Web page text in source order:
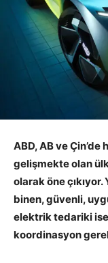
ABD, AB ve
gelişmekte olan
olarak öne
binen, güvenli,
elektrik tedariki
koordinasyon